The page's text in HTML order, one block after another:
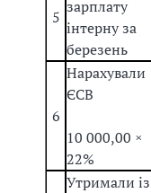
5
зарплату
інтерну за
березень
6
Нарахували
ЄСВ
10 000,00 ×
22%
Утримали із